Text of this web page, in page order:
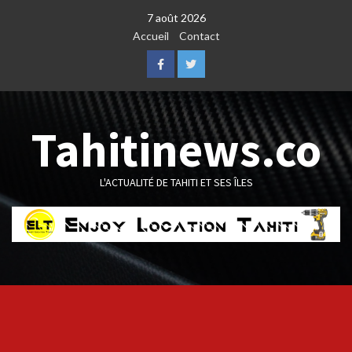
7 août 2026
Accueil
Contact
FacebookTwitter
Tahitinews.co
L'ACTUALITÉ DE TAHITI ET SES ÎLES